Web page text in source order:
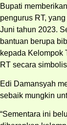
Bupati
pengurus RT,
Juni tahun 2023.
bantuan berupa
kepada Kelompok
RT secara
Edi Damansyah
sebaik mungkin
“Sementara ini